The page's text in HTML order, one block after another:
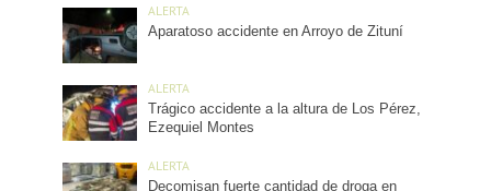
ALERTA
Aparatoso accidente en Arroyo de Zituní
ALERTA
Trágico accidente a la altura de Los Pérez,
Ezequiel Montes
ALERTA
Decomisan fuerte cantidad de droga en